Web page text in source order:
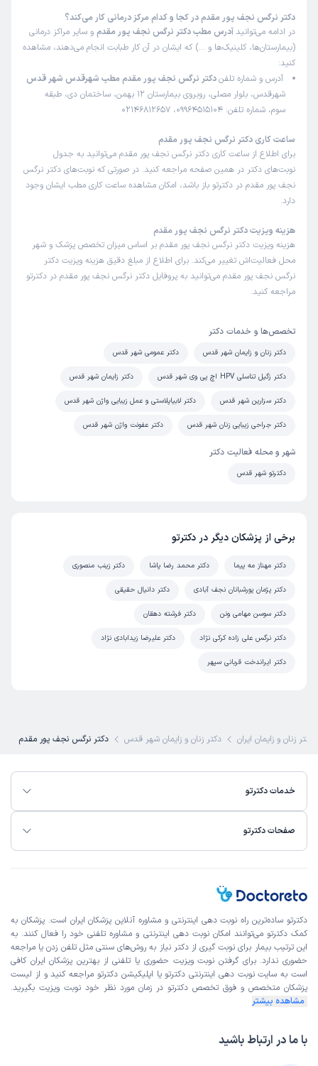
زمان انتظار:
با سلام خانم دکتر نجف پور بسیار خوش برخورد و با حوصله
هستند و من مشاوره های دوران بارداری رو تحت نظر ایشون
انجام میدم و حتما توصیه میکنم به همه
علت مراجعه: مشاوره بارداری
نرگس
(
1405/03/24
این پزشک را پیشنهاد میکنم
این دومین بار هست که خانم دکتر منو ویزیت کردن و واقعا
پزشکی به خوبی و با دانشی مثل ایشون ندیدم. اولین باری بود
که یک پزشک برام ۲۰ دقیقه وقت گذاشت و به حرفم گوش داد و
معاینه کامل کرد. تحت نظر ایشون هستم به عنوان یک باردار و
واقعا راضی ام
این پزشک را پیشنهاد میکنم
زمان انتظار:
بیش از 90 دقیقه
خانم دکتر و مامایی که کنارشون هستن خیلی مهربون و خوشرو
خوب بود درکل راضی بودم
این پزشک را پیشنهاد میکنم
زمان انتظار:
خیلی خوب و با انظبات
علت مراجعه: باردارم
این پزشک را پیشنهاد میکنم
یکی از بهترین های شهرقدس برای اولین مراجعه با اخلاق بسیار
دکتر هستن
(
1405/03/03
)
این پزشک را پیشنهاد میکنم
زمان انتظار:0-15 دقیقه
بسیار پزشک با حوصله و حاذقی هستن و همکارانشون هم عالی
علت مراجعه: تنبلی تخمدان و پریود نام
دکتر نرگس نجف پور مقدم در کجا و کدام مرکز درمانی کار می‌کند؟
در ادامه می‌توانید آدرس مطب دکتر نرگس نجف پور مقدم و سایر مراکز درمانی
(بیمارستان‌ها، کلینیک‌ها و …) که ایشان در آن کار طبابت انجام می‌دهند، مشاهده
کنید:
آدرس و شماره تلفندکتر نرگس نجف پور مقدم مطب شهرقدس شهر قدس
شهرقدس، بلوار مصلی، روبروی بیمارستان 12 بهمن، ساختمان دی، طبقه
سوم، شماره تلفن: 09964515104، 02146812657
ساعت کاری دکتر نرگس نجف پور مقدم
برای اطلاع از ساعت کاری دکتر نرگس نجف پور مقدم می‌توانید به جدول
نوبت‌های دکتر در همین صفحه مراجعه کنید. در صورتی که نوبت‌های دکتر نرگس
نجف پور مقدم در دکترتو باز باشد، امکان مشاهده ساعت کاری مطب ایشان وجود
دارد.
هزینه ویزیت دکتر نرگس نجف پور مقدم
هزینه ویزیت دکتر نرگس نجف پور مقدم بر اساس میزان تخصص پزشک و شهر
محل فعالیت‌اش تغییر می‌کند. برای اطلاع از مبلغ دقیق هزینه ویزیت دکتر
نرگس نجف پور مقدم می‌توانید به پروفایل دکتر نرگس نجف پور مقدم در دکترتو
مراجعه کنید.
تخصص‌ها و خدمات دکتر
دکتر زنان و زایمان شهر قدس دکتر عمومی شهر قدس
دکتر زگیل تناسلی HPV اچ پی وی شهر قدس دکتر زایمان شهر قدس
دکتر سزارین شهر قدس دکتر لابیاپلاستی و عمل زیبایی واژن شهر قدس
دکتر جراحی زیبایی زنان شهر قدس دکتر عفونت واژن شهر قدس
شهر و محله فعالیت دکتر
دکترتو شهر قدس
برخی از پزشکان دیگر در دکترتو
دکتر مهناز مه پیما دکتر محمد رضا پاشا دکتر زینب منصوری
دکتر پژمان پورشبانان نجف آبادی دکتر دانیال حقیقی
دکتر سوسن مهامی ونن دکتر فرشته دهقان
دکتر نرگس علی زاده کرکی نژاد دکتر علیرضا زیدابادی نژاد
دکتر ایراندخت قربانی سپهر
زنان و زایمان ایران دکتر زنان و زایمان شهر قدس دکتر نرگس نجف پور مقدم
خدمات دکترتو
صفحات دکترتو
دکترتو ساده‌ترین راه نوبت‌ دهی اینترنتی و مشاوره آنلاین پزشکان ایران است. پزشکان به
کمک دکترتو می‌توانند امکان نوبت دهی اینترنتی و مشاوره تلفنی خود را فعال کنند. به
این ترتیب بیمار برای نوبت گیری از دکتر نیاز به روش‌های سنتی مثل تلفن زدن یا مراجعه
حضوری ندارد. برای گرفتن نوبت ویزیت حضوری یا تلفنی از بهترین پزشکان ایران کافی
است به سایت نوبت دهی اینترنتی دکترتو یا اپلیکیشن دکترتو مراجعه کنید و از لیست
پزشکان متخصص و فوق تخصص دکترتو در زمان مورد نظر خود نوبت ویزیت بگیرید.
مشاهده بیشتر
با ما در ارتباط باشید